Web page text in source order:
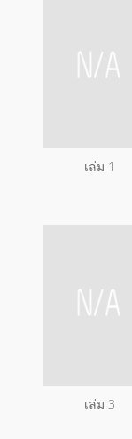
เล่ม 1
เล่ม 3